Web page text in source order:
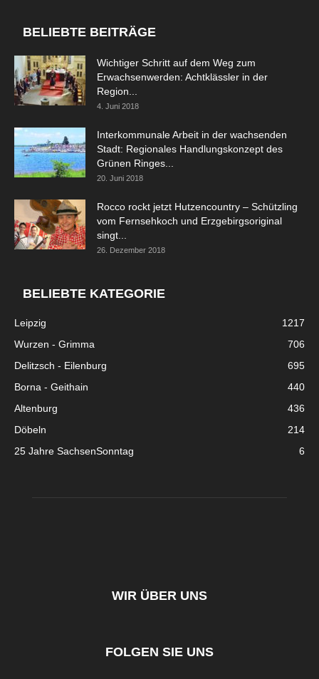
BELIEBTE BEITRÄGE
Wichtiger Schritt auf dem Weg zum
Erwachsenwerden: Achtklässler in der
Region...
4. Juni 2018
Interkommunale Arbeit in der wachsenden
Stadt: Regionales Handlungskonzept des
Grünen Ringes...
20. Juni 2018
Rocco rockt jetzt Hutzencountry – Schützling
vom Fernsehkoch und Erzgebirgsoriginal
singt...
26. Dezember 2018
BELIEBTE KATEGORIE
Leipzig
1217
Wurzen - Grimma
706
Delitzsch - Eilenburg
695
Borna - Geithain
440
Altenburg
436
Döbeln
214
25 Jahre SachsenSonntag
6
WIR ÜBER UNS
FOLGEN SIE UNS